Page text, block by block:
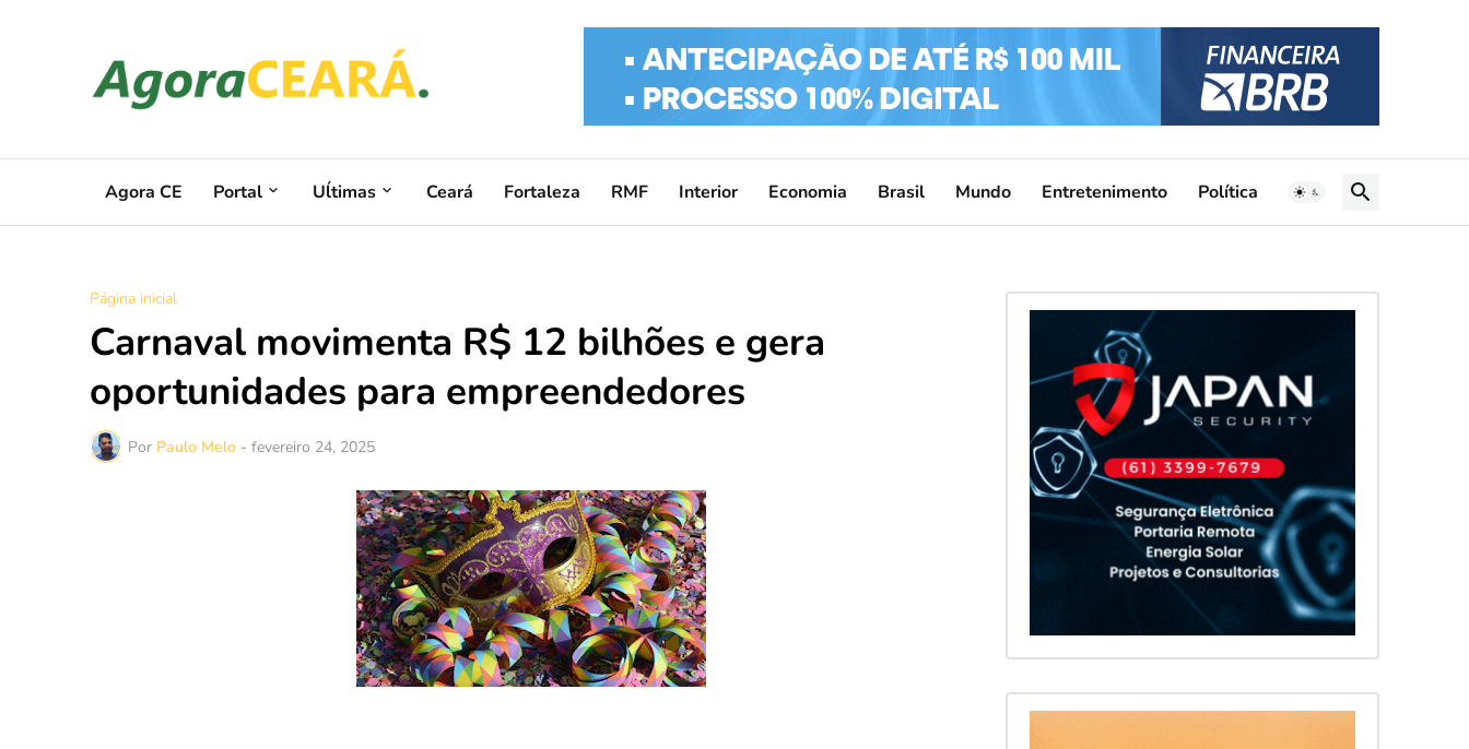
Agora CE Portal Uĺtimas Ceará Fortaleza RMF Interior Economia Brasil Mundo Entretenimento Política
Página inicial
Carnaval movimenta R$ 12 bilhões e gera
oportunidades para empreendedores
Por Paulo Melo - fevereiro 24, 2025